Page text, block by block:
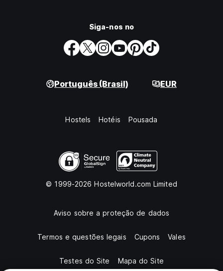
Siga-nos no
Português (Brasil) EUR
Hostels Hotéis Pousada
© 1999-2026 Hostelworld.com Limited
Aviso sobre a proteção de dados
Termos e questões legais Cupons Vales
Testes do Site Mapa do Site